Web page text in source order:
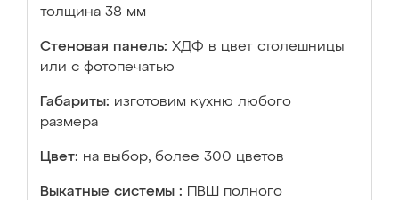
толщина 38 мм
Стеновая панель: ХДФ в цвет столешницы
или с фотопечатью
Габариты: изготовим кухню любого
размера
Цвет: на выбор, более 300 цветов
Выкатные системы :
ПВШ полного